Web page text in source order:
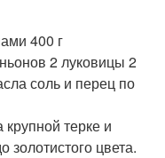
400 г
2 луковицы 2
соль и перец по
крупной терке и
золотистого цвета.